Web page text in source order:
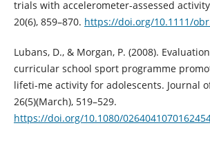
trials with accelerometer-assessed
20(6), 859–870. https://doi.org/10.1111/
Lubans, D., & Morgan, P. (2008).
curricular school sport programme
lifeti-me activity for adolescents. Journal
26(5)(March), 519–529.
https://doi.org/10.1080/